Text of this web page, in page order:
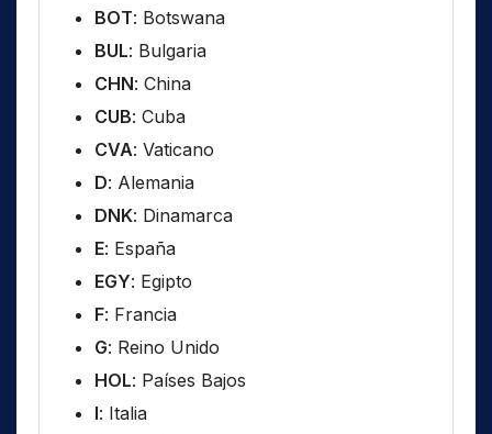
BOT: Botswana
BUL: Bulgaria
CHN: China
CUB: Cuba
CVA: Vaticano
D: Alemania
DNK: Dinamarca
E: España
EGY: Egipto
F: Francia
G: Reino Unido
HOL: Países Bajos
I: Italia